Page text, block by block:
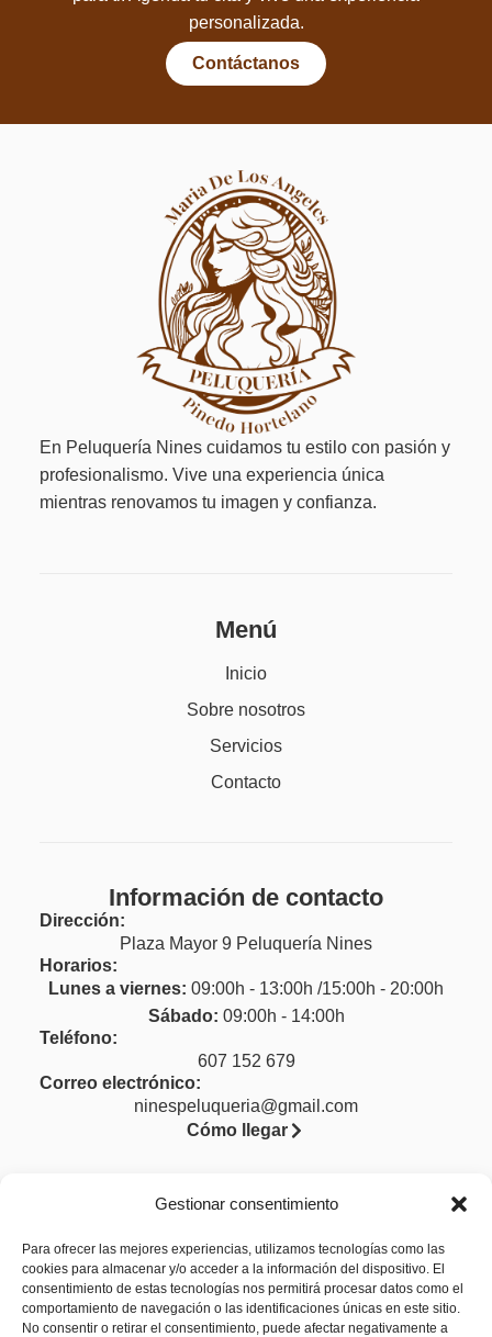
Gestionar consentimiento
Para ofrecer las mejores experiencias, utilizamos tecnologías como las
cookies para almacenar y/o acceder a la información del dispositivo. El
consentimiento de estas tecnologías nos permitirá procesar datos como el
comportamiento de navegación o las identificaciones únicas en este sitio.
No consentir o retirar el consentimiento, puede afectar negativamente a
personalizada.
Contáctanos
En Peluquería Nines cuidamos tu estilo con pasión y
profesionalismo. Vive una experiencia única
mientras renovamos tu imagen y confianza.
Menú
Inicio
Sobre nosotros
Servicios
Contacto
Información de contacto
Dirección:
Plaza Mayor 9 Peluquería Nines
Horarios:
Lunes a viernes: 09:00h - 13:00h /15:00h - 20:00h
Sábado: 09:00h - 14:00h
Teléfono:
607 152 679
Correo electrónico:
ninespeluqueria@gmail.com
Cómo llegar
Legal
Aviso legal
Política de privacidad